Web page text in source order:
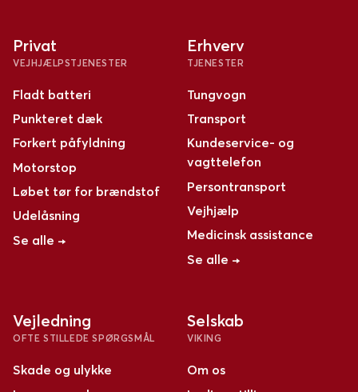
Privat
VEJHJÆLPSTJENESTER
Fladt batteri
Punkteret dæk
Forkert påfyldning
Motorstop
Løbet tør for brændstof
Udelåsning
Se alle →
Erhverv
TJENESTER
Tungvogn
Transport
Kundeservice- og
vagttelefon
Persontransport
Vejhjælp
Medicinsk assistance
Se alle →
Vejledning
OFTE STILLEDE SPØRGSMÅL
Skade og ulykke
Selskab
VIKING
Om os